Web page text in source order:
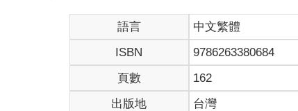
語言 中文繁體
ISBN
9786263380684
頁數
162
出版地
台灣